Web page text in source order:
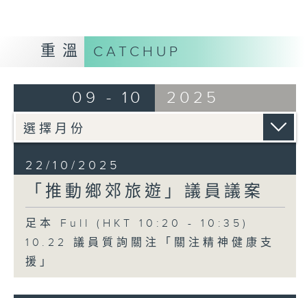
重溫 CATCHUP
09 - 10 2025
22/10/2025
「推動鄉郊旅遊」議員議案
足本 Full (HKT 10:20 - 10:35)
10.22 議員質詢關注「關注精神健康支
援」